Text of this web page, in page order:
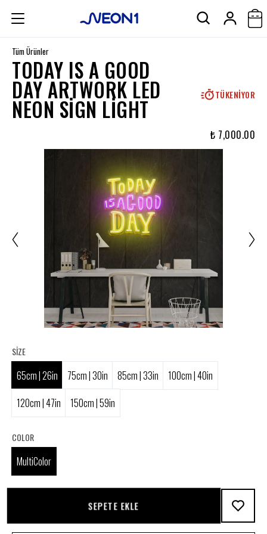
Tüm Ürünler
TODAY IS A GOOD
DAY ARTWORK LED
NEON SIGN LIGHT
TÜKENIYOR
₺ 7,000.00
SIZE
65cm | 26in 75cm | 30in 85cm | 33in
100cm | 40in
120cm | 47in
150cm | 59in
COLOR
MultiColor
SEPETE EKLE